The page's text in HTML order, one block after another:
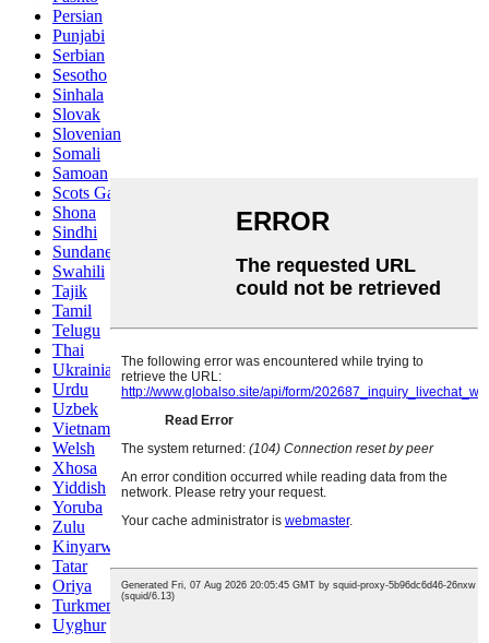
Persian
Punjabi
Serbian
Sesotho
Sinhala
Slovak
Slovenian
Somali
Samoan
Scots Gaelic
Shona
Sindhi
Sundanese
Swahili
Tajik
Tamil
Telugu
Thai
Ukrainian
Urdu
Uzbek
Vietnamese
Welsh
Xhosa
Yiddish
Yoruba
Zulu
Kinyarwanda
Tatar
Oriya
Turkmen
Uyghur